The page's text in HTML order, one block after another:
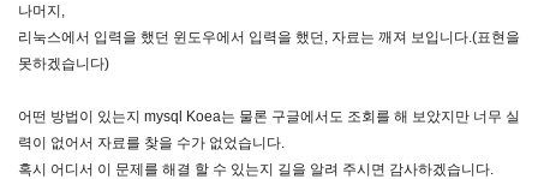
나머지,
리눅스에서 입력을 했던 윈도우에서 입력을 했던, 자료는 깨져 보입니다.(표현을
못하겠습니다)
어떤 방법이 있는지 mysql Koea는 물론 구글에서도 조회를 해 보았지만 너무 실
력이 없어서 자료를 찾을 수가 없었습니다.
혹시 어디서 이 문제를 해결 할 수 있는지 길을 알려 주시면 감사하겠습니다.